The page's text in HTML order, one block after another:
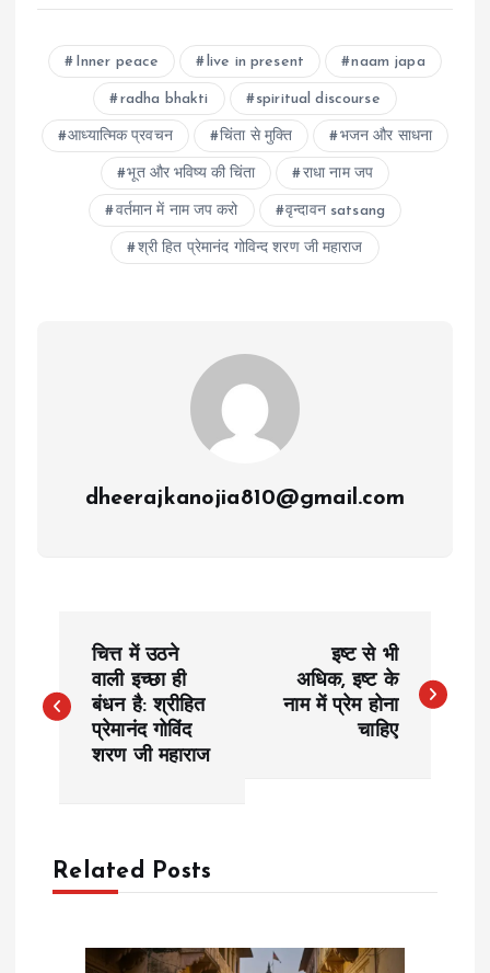
Inner peace live in present naam japa
radha bhakti spiritual discourse
आध्यात्मिक प्रवचन चिंता से मुक्ति भजन और साधना
भूत और भविष्य की चिंता राधा नाम जप
वर्तमान में नाम जप करो वृन्दावन satsang
श्री हित प्रेमानंद गोविन्द शरण जी महाराज
dheerajkanojia810@gmail.com
o
n
a
चित्त में उठने
वाली इच्छा ही
बंधन है: श्रीहित
प्रेमानंद गोविंद
शरण जी महाराज
इष्ट से भी
अधिक, इष्ट के
नाम में प्रेम होना
चाहिए
Related Posts